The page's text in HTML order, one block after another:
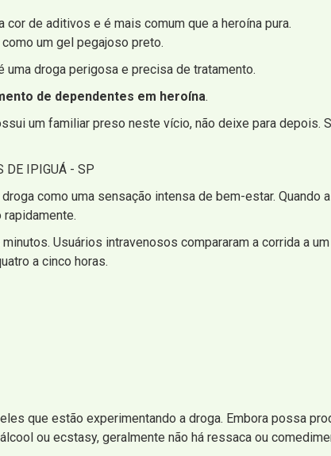
de aditivos e é mais comum que a heroína pura.
um gel pegajoso preto.
droga perigosa e precisa de tratamento.
de dependentes em heroína.
um familiar preso neste vício, não deixe para depois.
DE IPIGUÁ - SP
como uma sensação intensa de bem-estar. Quando
rapidamente.
Usuários intravenosos compararam a corrida a
a cinco horas.
que estão experimentando a droga. Embora possa
ou ecstasy, geralmente não há ressaca ou